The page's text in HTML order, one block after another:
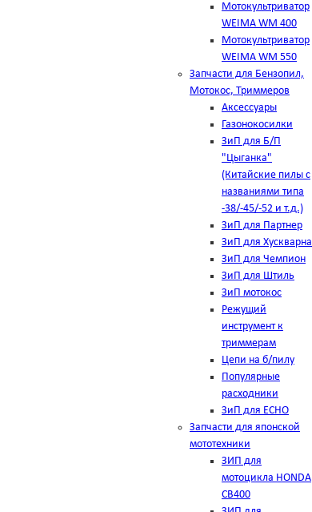
Мотокультриватор
WEIMA WM 400
Мотокультриватор
WEIMA WM 550
Запчасти для Бензопил,
Мотокос, Триммеров
Аксессуары
Газонокосилки
ЗиП для Б/П
"Цыганка"
(Китайские пилы с
названиями типа
-38/-45/-52 и т.д.)
ЗиП для Партнер
ЗиП для Хускварна
ЗиП для Чемпион
ЗиП для Штиль
ЗиП мотокос
Режущий
инструмент к
триммерам
Цепи на б/пилу
Популярные
расходники
ЗиП для ЕСНО
Запчасти для японской
мототехники
ЗИП для
мотоцикла HONDA
CB400